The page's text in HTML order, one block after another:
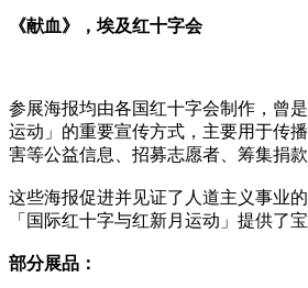
《献血》，埃及红十字会
参展海报均由各国红十字会制作，曾
运动」的重要宣传方式，主要用于传
害等公益信息、招募志愿者、筹集捐款
这些海报促进并见证了人道主义事业
「国际红十字与红新月运动」提供了
部分展品：